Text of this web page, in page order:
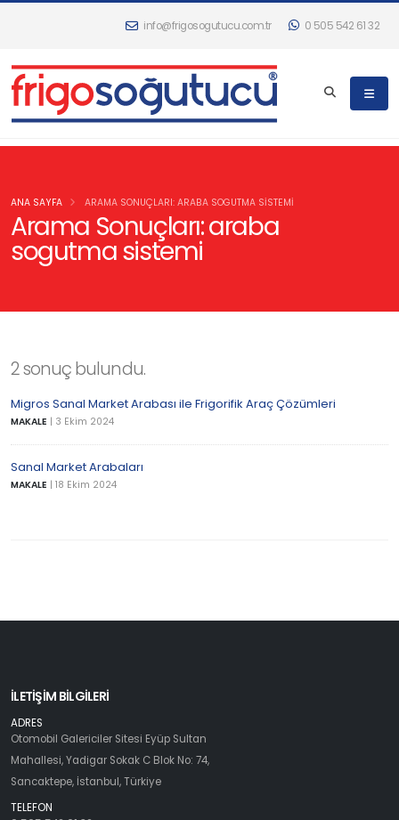
info@frigosogutucu.com.tr 0 505 542 61 32
Arama Sonuçları: araba
sogutma sistemi
ANA SAYFA ARAMA SONUÇLARI: ARABA SOGUTMA SISTEMI
2 sonuç bulundu.
Migros Sanal Market Arabası ile Frigorifik Araç Çözümleri
MAKALE | 3 Ekim 2024
Sanal Market Arabaları
MAKALE | 18 Ekim 2024
İLETİŞİM BİLGİLERİ
ADRES
Otomobil Galericiler Sitesi Eyüp Sultan
Mahallesi, Yadigar Sokak C Blok No: 74,
Sancaktepe, İstanbul, Türkiye
TELEFON